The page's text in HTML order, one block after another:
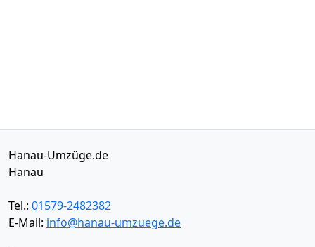
Hanau-Umzüge.de
Hanau
Tel.: 01579-2482382
E-Mail: info@hanau-umzuege.de